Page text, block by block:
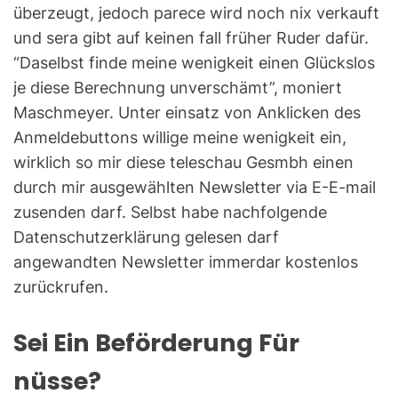
überzeugt, jedoch parece wird noch nix verkauft
und sera gibt auf keinen fall früher Ruder dafür.
“Daselbst finde meine wenigkeit einen Glückslos
je diese Berechnung unverschämt”, moniert
Maschmeyer. Unter einsatz von Anklicken des
Anmeldebuttons willige meine wenigkeit ein,
wirklich so mir diese teleschau Gesmbh einen
durch mir ausgewählten Newsletter via E-E-mail
zusenden darf. Selbst habe nachfolgende
Datenschutzerklärung gelesen darf
angewandten Newsletter immerdar kostenlos
zurückrufen.
Sei Ein Beförderung Für
nüsse?